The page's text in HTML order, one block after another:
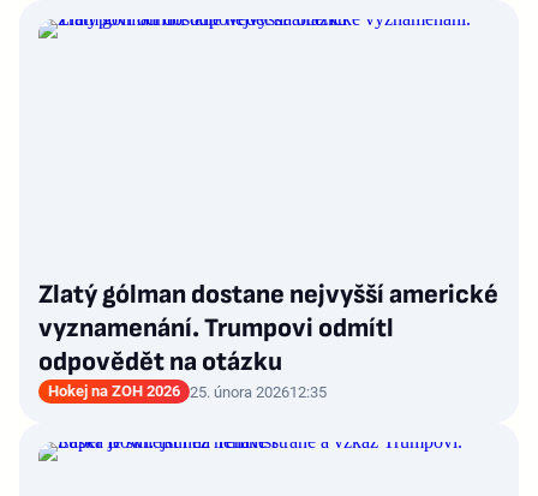
Zlatý gólman dostane nejvyšší americké
vyznamenání. Trumpovi odmítl
odpovědět na otázku
Hokej na ZOH 2026 25. února 202612:35